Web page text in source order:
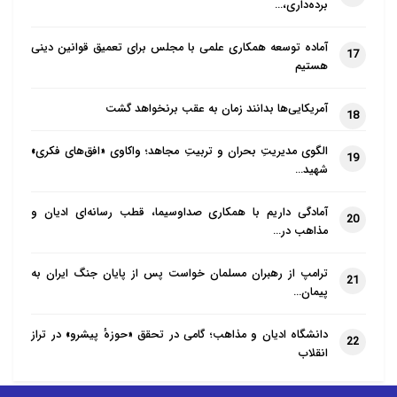
برده‌داری،…
17
آماده توسعه همکاری علمی با مجلس برای تعمیق قوانین دینی
هستیم
18 آمریکایی‌ها بدانند زمان به عقب برنخواهد گشت
19
الگوی مدیریتِ بحران و تربیتِ مجاهد؛ واکاوی «افق‌های فکری»
شهید…
20
آمادگی داریم با همکاری صداوسیما، قطب رسانه‌ای ادیان و
مذاهب در…
21
ترامپ از رهبران مسلمان خواست پس از پایان جنگ ایران به
پیمان…
22
دانشگاه ادیان و مذاهب؛ گامی در تحقق «حوزهٔ پیشرو» در تراز
انقلاب